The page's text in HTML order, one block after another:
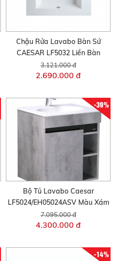
Chậu Rửa Lavabo Bàn Sứ
CAESAR LF5032 Liền Bàn
3.121.000 đ
2.690.000 đ
-39%
Bộ Tủ Lavabo Caesar
LF5024/EH05024ASV Màu Xám
7.095.000 đ
4.300.000 đ
-14%